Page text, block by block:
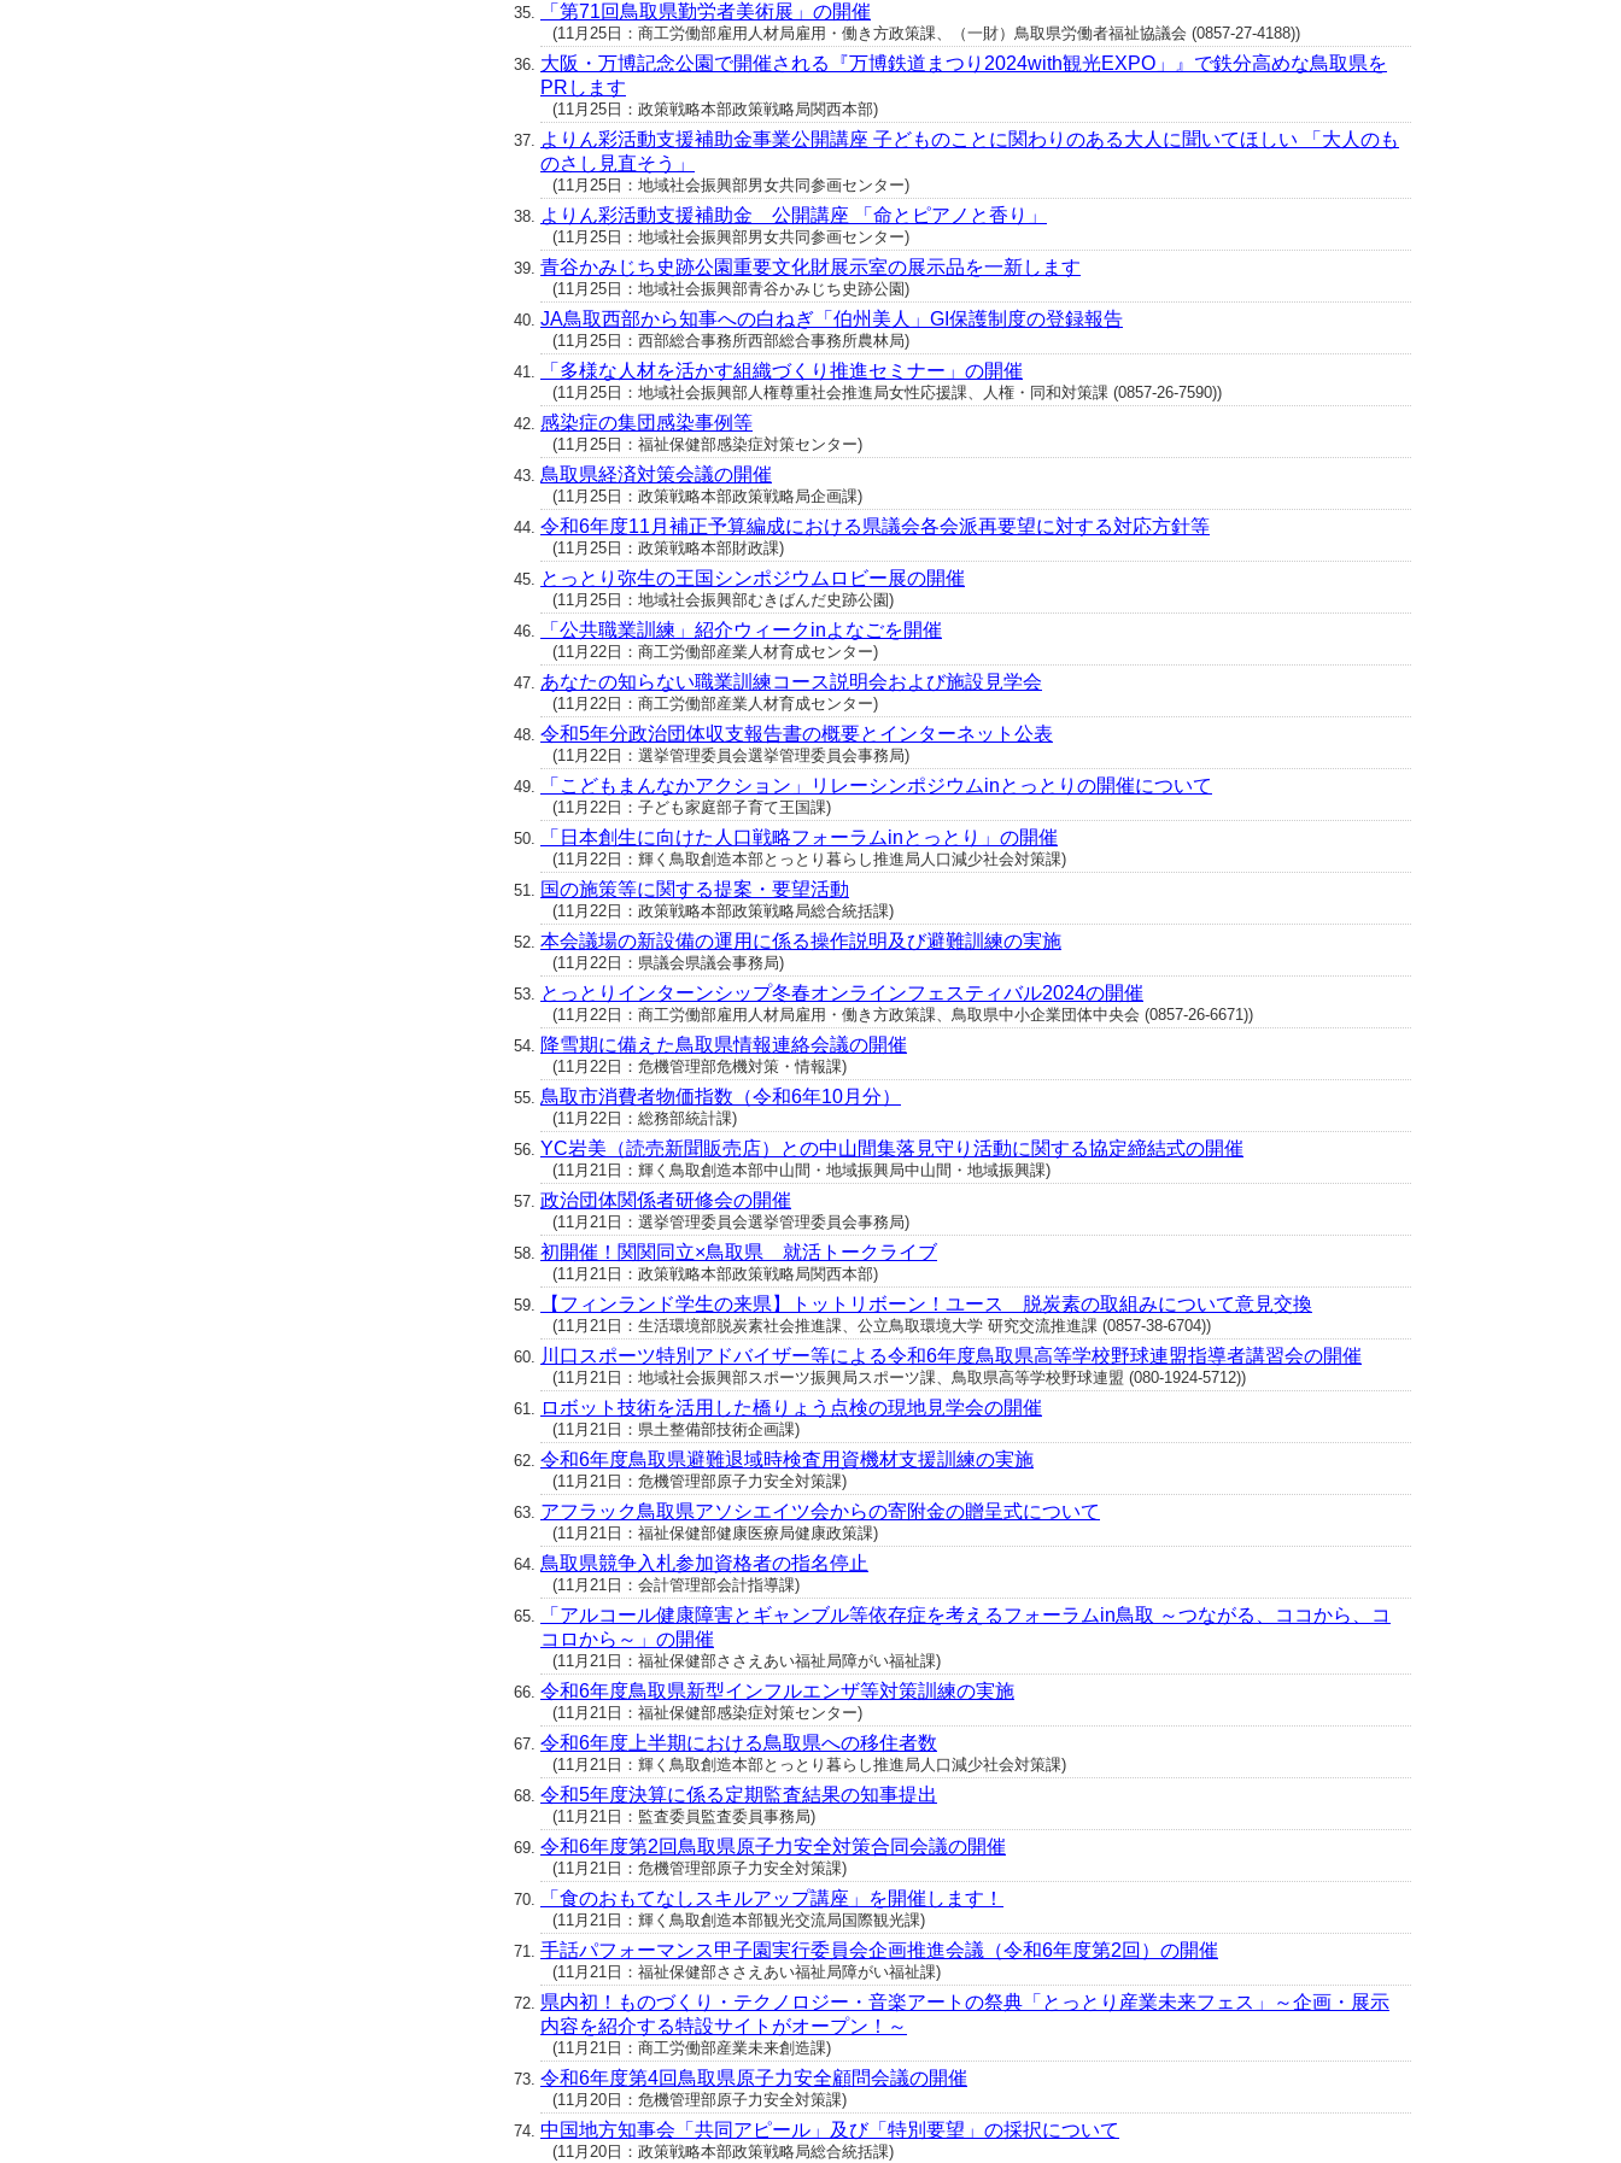
「第71回鳥取県勤労者美術展」の開催
(11月25日：商工労働部雇用人材局雇用・働き方政策課、（一財）鳥取県労働者福祉協議会 (0857-27-4188))
大阪・万博記念公園で開催される『万博鉄道まつり2024with観光EXPO」』で鉄分高めな鳥取県を
PRします
(11月25日：政策戦略本部政策戦略局関西本部)
よりん彩活動支援補助金事業公開講座 子どものことに関わりのある大人に聞いてほしい 「大人のも
のさし見直そう」
(11月25日：地域社会振興部男女共同参画センター)
よりん彩活動支援補助金 公開講座 「命とピアノと香り」
(11月25日：地域社会振興部男女共同参画センター)
青谷かみじち史跡公園重要文化財展示室の展示品を一新します
(11月25日：地域社会振興部青谷かみじち史跡公園)
JA鳥取西部から知事への白ねぎ「伯州美人」GI保護制度の登録報告
(11月25日：西部総合事務所西部総合事務所農林局)
「多様な人材を活かす組織づくり推進セミナー」の開催
(11月25日：地域社会振興部人権尊重社会推進局女性応援課、人権・同和対策課 (0857-26-7590))
感染症の集団感染事例等
(11月25日：福祉保健部感染症対策センター)
鳥取県経済対策会議の開催
(11月25日：政策戦略本部政策戦略局企画課)
令和6年度11月補正予算編成における県議会各会派再要望に対する対応方針等
(11月25日：政策戦略本部財政課)
とっとり弥生の王国シンポジウムロビー展の開催
(11月25日：地域社会振興部むきばんだ史跡公園)
「公共職業訓練」紹介ウィークinよなごを開催
(11月22日：商工労働部産業人材育成センター)
あなたの知らない職業訓練コース説明会および施設見学会
(11月22日：商工労働部産業人材育成センター)
令和5年分政治団体収支報告書の概要とインターネット公表
(11月22日：選挙管理委員会選挙管理委員会事務局)
「こどもまんなかアクション」リレーシンポジウムinとっとりの開催について
(11月22日：子ども家庭部子育て王国課)
「日本創生に向けた人口戦略フォーラムinとっとり」の開催
(11月22日：輝く鳥取創造本部とっとり暮らし推進局人口減少社会対策課)
国の施策等に関する提案・要望活動
(11月22日：政策戦略本部政策戦略局総合統括課)
本会議場の新設備の運用に係る操作説明及び避難訓練の実施
(11月22日：県議会県議会事務局)
とっとりインターンシップ冬春オンラインフェスティバル2024の開催
(11月22日：商工労働部雇用人材局雇用・働き方政策課、鳥取県中小企業団体中央会 (0857-26-6671))
降雪期に備えた鳥取県情報連絡会議の開催
(11月22日：危機管理部危機対策・情報課)
鳥取市消費者物価指数（令和6年10月分）
(11月22日：総務部統計課)
YC岩美（読売新聞販売店）との中山間集落見守り活動に関する協定締結式の開催
(11月21日：輝く鳥取創造本部中山間・地域振興局中山間・地域振興課)
政治団体関係者研修会の開催
(11月21日：選挙管理委員会選挙管理委員会事務局)
初開催！関関同立×鳥取県 就活トークライブ
(11月21日：政策戦略本部政策戦略局関西本部)
【フィンランド学生の来県】トットリボーン！ユース 脱炭素の取組みについて意見交換
(11月21日：生活環境部脱炭素社会推進課、公立鳥取環境大学 研究交流推進課 (0857-38-6704))
川口スポーツ特別アドバイザー等による令和6年度鳥取県高等学校野球連盟指導者講習会の開催
(11月21日：地域社会振興部スポーツ振興局スポーツ課、鳥取県高等学校野球連盟 (080-1924-5712))
ロボット技術を活用した橋りょう点検の現地見学会の開催
(11月21日：県土整備部技術企画課)
令和6年度鳥取県避難退域時検査用資機材支援訓練の実施
(11月21日：危機管理部原子力安全対策課)
アフラック鳥取県アソシエイツ会からの寄附金の贈呈式について
(11月21日：福祉保健部健康医療局健康政策課)
鳥取県競争入札参加資格者の指名停止
(11月21日：会計管理部会計指導課)
「アルコール健康障害とギャンブル等依存症を考えるフォーラムin鳥取 ～つながる、ココから、コ
コロから～」の開催
(11月21日：福祉保健部ささえあい福祉局障がい福祉課)
令和6年度鳥取県新型インフルエンザ等対策訓練の実施
(11月21日：福祉保健部感染症対策センター)
令和6年度上半期における鳥取県への移住者数
(11月21日：輝く鳥取創造本部とっとり暮らし推進局人口減少社会対策課)
令和5年度決算に係る定期監査結果の知事提出
(11月21日：監査委員監査委員事務局)
令和6年度第2回鳥取県原子力安全対策合同会議の開催
(11月21日：危機管理部原子力安全対策課)
「食のおもてなしスキルアップ講座」を開催します！
(11月21日：輝く鳥取創造本部観光交流局国際観光課)
手話パフォーマンス甲子園実行委員会企画推進会議（令和6年度第2回）の開催
(11月21日：福祉保健部ささえあい福祉局障がい福祉課)
県内初！ものづくり・テクノロジー・音楽アートの祭典「とっとり産業未来フェス」～企画・展示
内容を紹介する特設サイトがオープン！～
(11月21日：商工労働部産業未来創造課)
令和6年度第4回鳥取県原子力安全顧問会議の開催
(11月20日：危機管理部原子力安全対策課)
中国地方知事会「共同アピール」及び「特別要望」の採択について
(11月20日：政策戦略本部政策戦略局総合統括課)